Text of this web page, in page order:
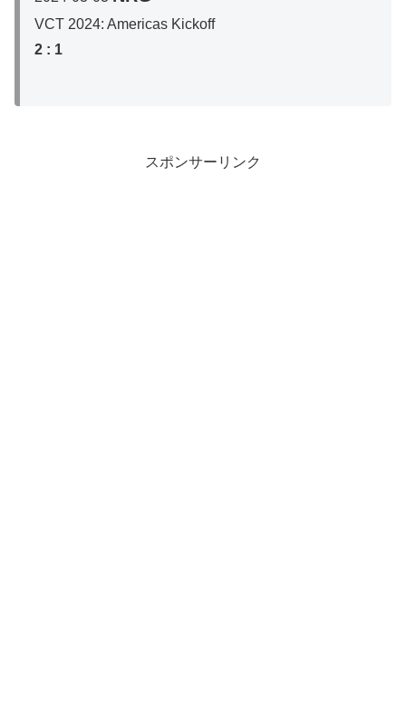
VCT 2024: Americas Kickoff
2 : 1
スポンサーリンク